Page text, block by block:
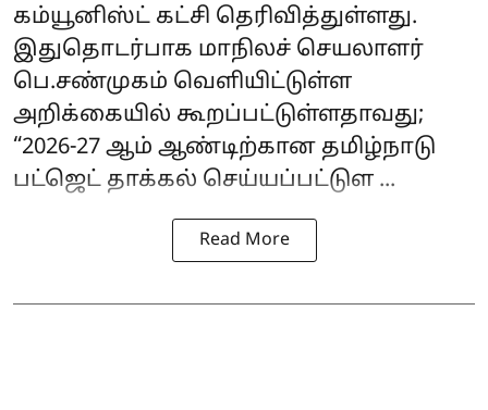
கம்யூனிஸ்ட் கட்சி தெரிவித்துள்ளது.
இதுதொடர்பாக மாநிலச் செயலாளர்
பெ.சண்முகம் வெளியிட்டுள்ள
அறிக்கையில் கூறப்பட்டுள்ளதாவது;
“2026-27 ஆம் ஆண்டிற்கான தமிழ்நாடு
பட்ஜெட் தாக்கல் செய்யப்பட்டுள ...
Read More